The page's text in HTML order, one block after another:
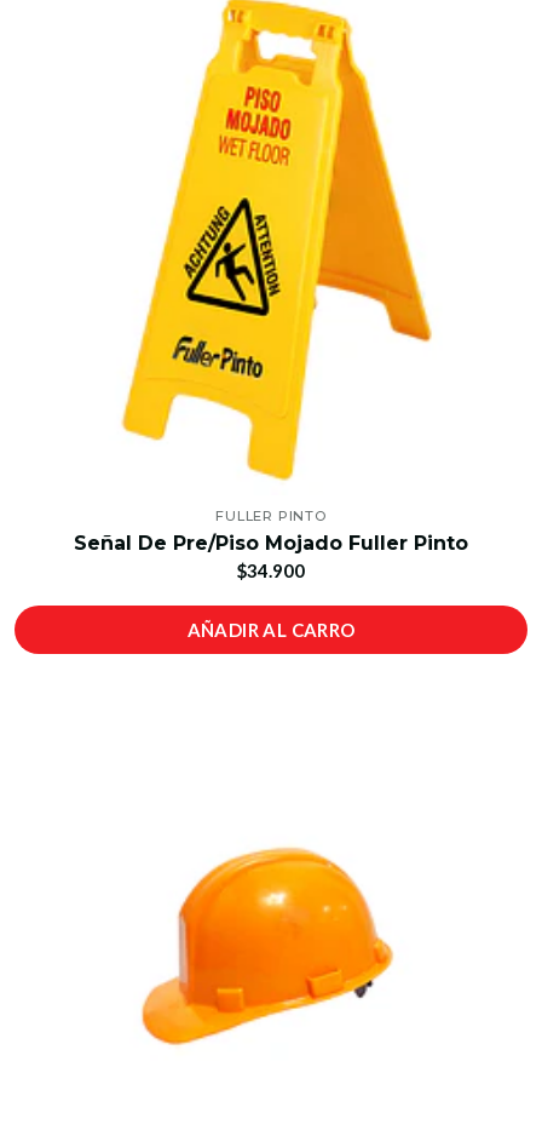
FULLER PINTO
Señal De Pre/Piso Mojado Fuller Pinto
$34.900
AÑADIR AL CARRO